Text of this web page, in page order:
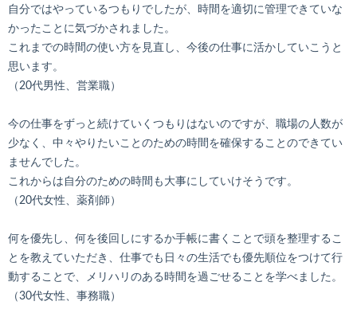
自分ではやっているつもりでしたが、時間を適切に管理できていな
かったことに気づかされました。
これまでの時間の使い方を見直し、今後の仕事に活かしていこうと
思います。
（20代男性、営業職）
今の仕事をずっと続けていくつもりはないのですが、職場の人数が
少なく、中々やりたいことのための時間を確保することのできてい
ませんでした。
これからは自分のための時間も大事にしていけそうです。
（20代女性、薬剤師）
何を優先し、何を後回しにするか手帳に書くことで頭を整理するこ
とを教えていただき、仕事でも日々の生活でも優先順位をつけて行
動することで、メリハリのある時間を過ごせることを学べました。
（30代女性、事務職）